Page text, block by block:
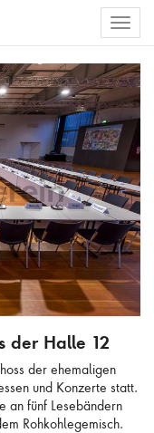
BILDER AUSWÄHLEN
der Halle 12
der ehemaligen
und Konzerte statt.
an fünf Lesebändern
Rohkohlegemisch.